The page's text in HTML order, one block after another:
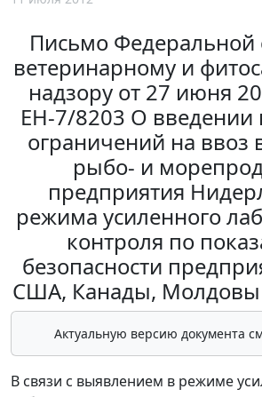
Письмо
ветеринарному и
надзору от 27 июня
ЕН-7/8203 О
ограничений на
рыбо- и
предприятия
режима усиленного
контроля по
безопасности
США, Канады, Молдовы
Актуальную версию документа
В связи с выявлением в режиме